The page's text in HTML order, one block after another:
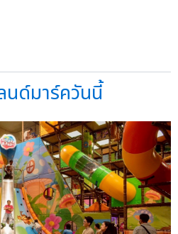
ด์มาร์ควันนี้